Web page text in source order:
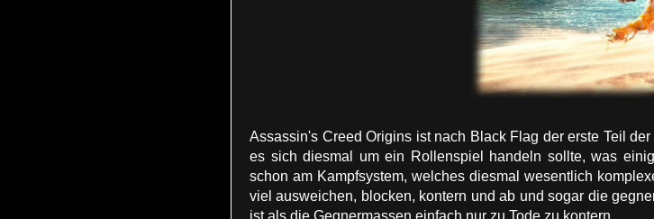
Assassin's Creed Origins ist nach Black Flag der erste Teil
es sich diesmal um ein Rollenspiel handeln sollte, was
schon am Kampfsystem, welches diesmal wesentlich
viel ausweichen, blocken, kontern und ab und sogar die